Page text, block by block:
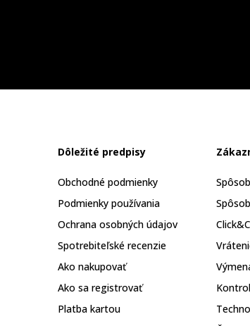
Dôležité predpisy
Obchodné podmienky
Podmienky používania
Ochrana osobných údajov
Spotrebiteľské recenzie
Ako nakupovať
Ako sa registrovať
Platba kartou